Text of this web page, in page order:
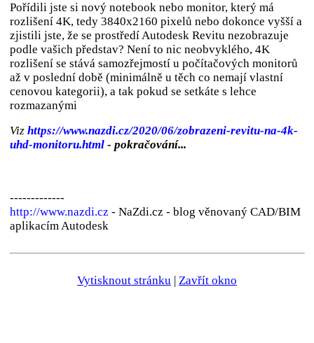
Pořídili jste si nový notebook nebo monitor, který má
rozlišení 4K, tedy 3840x2160 pixelů nebo dokonce vyšší a
zjistili jste, že se prostředí Autodesk Revitu nezobrazuje
podle vašich představ? Není to nic neobvyklého, 4K
rozlišení se stává samozřejmostí u počítačových monitorů
až v poslední době (minimálně u těch co nemají vlastní
cenovou kategorii), a tak pokud se setkáte s lehce
rozmazanými
Viz https://www.nazdi.cz/2020/06/zobrazeni-revitu-na-4k-
uhd-monitoru.html- pokračování...
-------------
http://www.nazdi.cz - NaZdi.cz - blog věnovaný CAD/BIM
aplikacím Autodesk
Vytisknout stránku | Zavřít okno